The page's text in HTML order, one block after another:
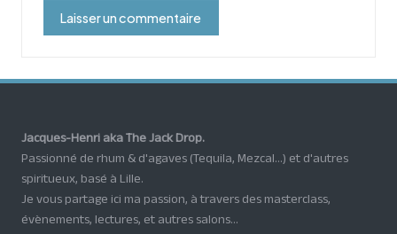
Jacques-Henri aka The Jack Drop.
Passionné de rhum & d'agaves (Tequila, Mezcal...) et d'autres
spiritueux, basé à Lille.
Je vous partage ici ma passion, à travers des masterclass,
évènements, lectures, et autres salons...